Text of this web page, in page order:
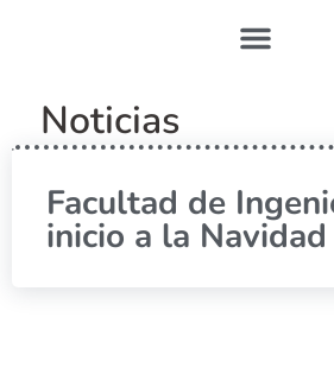
Noticias
Facultad de
inicio a la Navidad